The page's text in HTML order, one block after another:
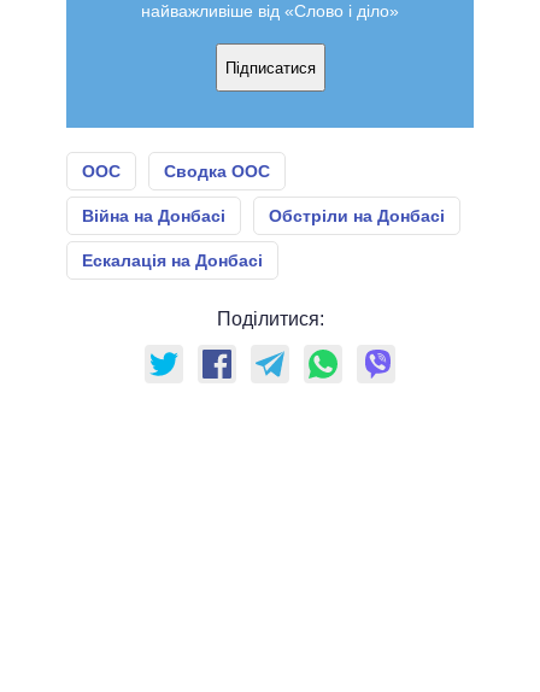
найважливіше від «Слово і діло»
Підписатися
ООС Сводка ООС
Війна на Донбасі Обстріли на Донбасі
Ескалація на Донбасі
Поділитися: